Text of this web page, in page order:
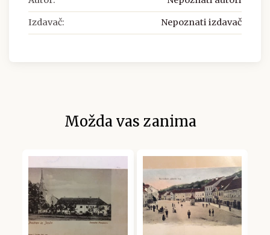
Izdavač: Nepoznati izdavač
Možda vas zanima